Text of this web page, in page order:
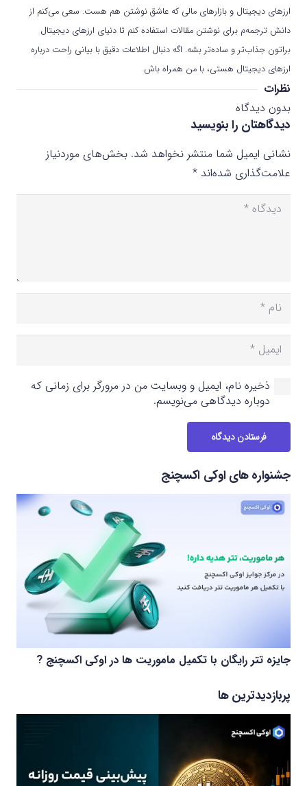
ارزهای دیجیتال و بازارهای مالی که عاشق نوشتن هم هست. سعی می‌کنم از
دانش ترجمه‌م برای نوشتن مقالات استفاده کنم تا دنیای ارزهای دیجیتال
براتون جذاب‌تر و ساده‌تر بشه. اگه دنبال اطلاعات دقیق با بیانی راحت درباره
ارزهای دیجیتال هستی، با من همراه باش.
نظرات
بدون دیدگاه
دیدگاهتان را بنویسید
نشانی ایمیل شما منتشر نخواهد شد. بخش‌های موردنیاز
علامت‌گذاری شده‌اند *
ذخیره نام، ایمیل و وبسایت من در مرورگر برای زمانی که
دوباره دیدگاهی می‌نویسم.
فرستادن دیدگاه
جشنواره های اوکی اکسچنج
جایزه تتر رایگان با تکمیل ماموریت ها در اوکی اکسچنج ?
پربازدیدترین ها